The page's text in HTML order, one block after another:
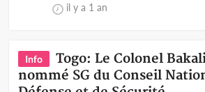
il y a 1 an
Info
Togo: Le Colonel
nommé SG du Conseil